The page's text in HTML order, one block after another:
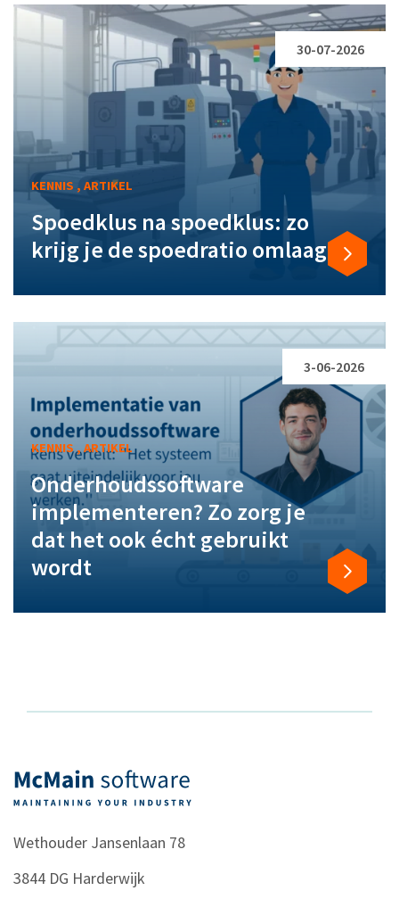
KENNIS , ARTIKEL
Spoedklus na spoedklus: zo
krijg je de spoedratio omlaag
30-07-2026
KENNIS , ARTIKEL
Onderhoudssoftware
implementeren? Zo zorg je
dat het ook écht gebruikt
wordt
3-06-2026
Wethouder Jansenlaan 78
3844 DG Harderwijk